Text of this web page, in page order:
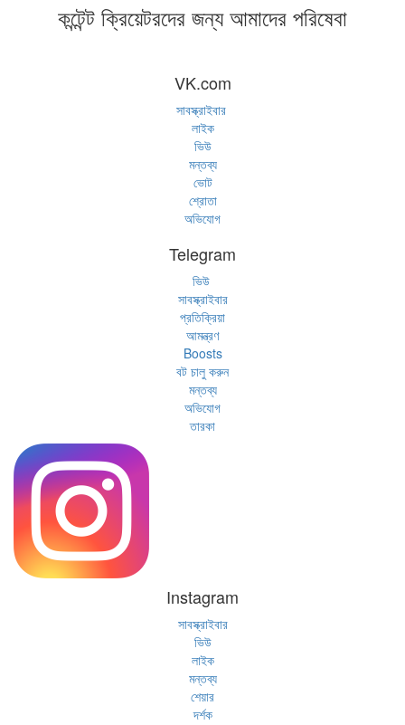
কন্টেন্ট ক্রিয়েটরদের জন্য আমাদের পরিষেবা
VK.com
সাবস্ক্রাইবার
লাইক
ভিউ
মন্তব্য
ভোট
শ্রোতা
অভিযোগ
Telegram
ভিউ
সাবস্ক্রাইবার
প্রতিক্রিয়া
আমন্ত্রণ
Boosts
বট চালু করুন
মন্তব্য
অভিযোগ
তারকা
Instagram
সাবস্ক্রাইবার
ভিউ
লাইক
মন্তব্য
শেয়ার
দর্শক